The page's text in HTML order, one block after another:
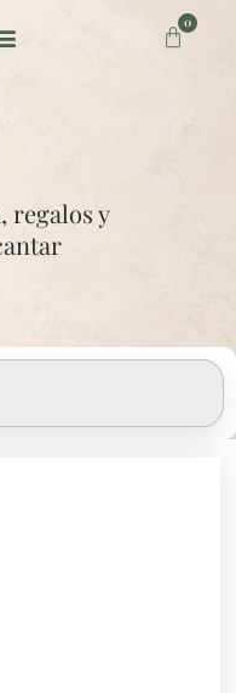
0
Carrito
regalos y